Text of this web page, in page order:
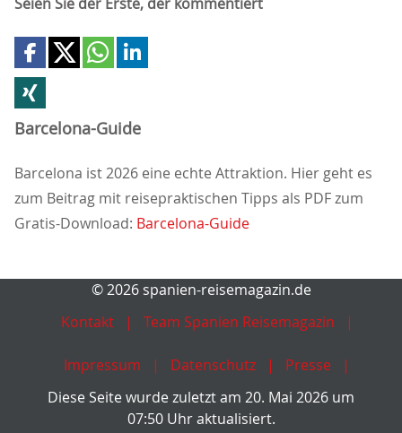
Barcelona-Guide
Barcelona ist 2026 eine echte Attraktion. Hier geht es
zum Beitrag mit reisepraktischen Tipps als PDF zum
Gratis-Download: Barcelona-Guide
© 2026 spanien-reisemagazin.de
Kontakt
Team Spanien Reisemagazin
Impressum Datenschutz
Presse
Diese Seite wurde zuletzt am 20. Mai 2026 um
07:50 Uhr aktualisiert.